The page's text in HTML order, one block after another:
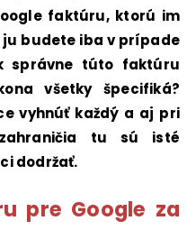
faktúru, ktorú im
ju budete iba v prípade
správne túto faktúru
všetky špecifiká?
vyhnúť každý a aj pri
tu sú isté
dodržať.
pre Google za